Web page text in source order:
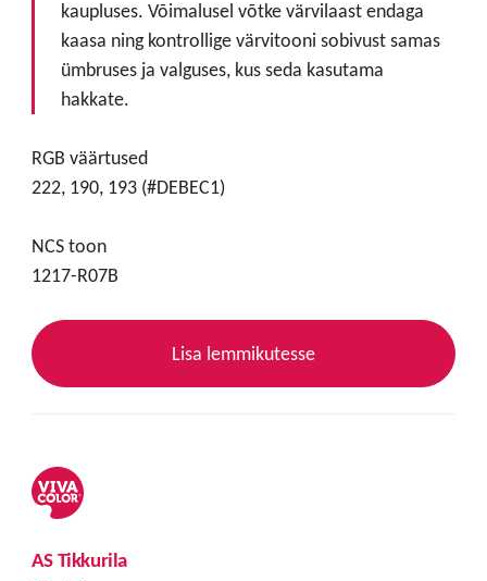
kaupluses. Võimalusel võtke värvilaast endaga
kaasa ning kontrollige värvitooni sobivust samas
ümbruses ja valguses, kus seda kasutama
hakkate.
RGB väärtused
222, 190, 193 (#DEBEC1)
NCS toon
1217-R07B
Lisa lemmikutesse
AS Tikkurila